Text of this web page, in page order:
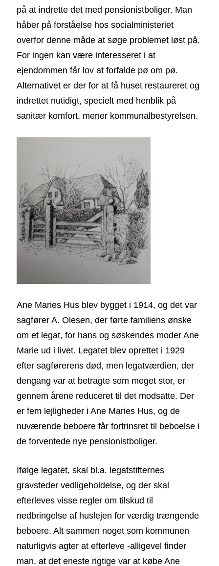
på at indrette det med pensionistboliger. Man
håber på forståelse hos socialministeriet
overfor denne måde at søge problemet løst på.
For ingen kan være interesseret i at
ejendommen får lov at forfalde pø om pø.
Alternativet er der for at få huset restaureret og
indrettet nutidigt, specielt med henblik på
sanitær komfort, mener kommunalbestyrelsen.
Ane Maries Hus blev bygget i 1914, og det var
sagfører A. Olesen, der førte familiens ønske
om et legat, for hans og søskendes moder Ane
Marie ud i livet. Legatet blev oprettet i 1929
efter sagførerens død, men legatværdien, der
dengang var at betragte som meget stor, er
gennem årene reduceret til det modsatte. Der
er fem lejligheder i Ane Maries Hus, og de
nuværende beboere får fortrinsret til beboelse i
de forventede nye pensionistboliger.
Ifølge legatet, skal bl.a. legatstifternes
gravsteder vedligeholdelse, og der skal
efterleves visse regler om tilskud til
nedbringelse af huslejen for værdig trængende
beboere. Alt sammen noget som kommunen
naturligvis agter at efterleve -alligevel finder
man, at det eneste rigtige var at købe Ane